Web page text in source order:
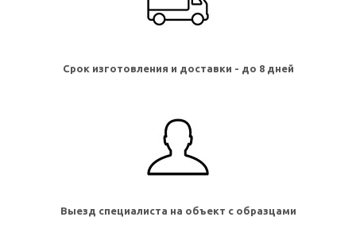
Срок изготовления и доставки - до 8 дней
Выезд специалиста на объект с образцами